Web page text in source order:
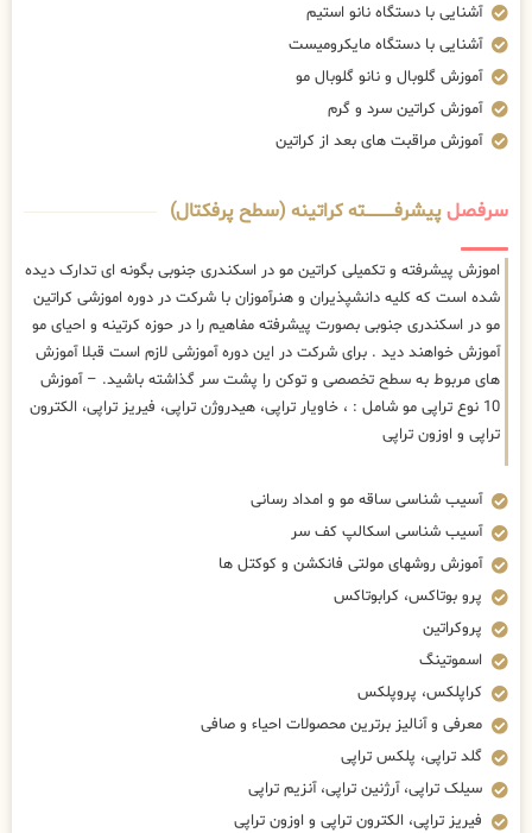
آشنایی با دستگاه نانو استیم
آشنایی با دستگاه مایکرومیست
آموزش گلوبال و نانو گلوبال مو
آموزش کراتین سرد و گرم
آموزش مراقبت های بعد از کراتین
سرفصلپیشرفــــــــــــته کراتینه (سطح پرفکتال)
اموزش پیشرفته و تکمیلی کراتین مو در اسکندری جنوبی بگونه ای تدارک دیده
شده است که کلیه دانشپذیران و هنرآموزان با شرکت در دوره اموزشی کراتین
مو در اسکندری جنوبی بصورت پیشرفته مفاهیم را در حوزه کرتینه و احیای مو
آموزش خواهند دید . برای شرکت در این دوره آموزشی لازم است قبلا آموزش
های مربوط به سطح تخصصی و توکن را پشت سر گذاشته باشید. – آموزش
10 نوع تراپی مو شامل : ، خاویار تراپی، هیدروژن تراپی، فیریز تراپی، الکترون
تراپی و اوزون تراپی
آسیب شناسی ساقه مو و امداد رسانی
آسیب شناسی اسکالپ کف سر
آموزش روشهای مولتی فانکشن و کوکتل ها
پرو بوتاکس، کرابوتاکس
پروکراتین
اسموتینگ
کراپلکس، پروپلکس
معرفی و آنالیز برترین محصولات احیاء و صافی
گلد تراپی، پلکس تراپی
سیلک تراپی، آرژنین تراپی، آنزیم تراپی
فیریز تراپی، الکترون تراپی و اوزون تراپی